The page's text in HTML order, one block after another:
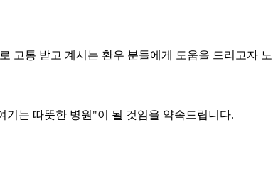
고통 받고 계시는 환우 분들에게 도움을 드리고자 노
는 따뜻한 병원"이 될 것임을 약속드립니다.